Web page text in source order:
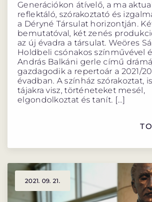
Generációkon átívelő, a ma
reflektáló, szórakoztató és
a Déryné Társulat horizontján.
bemutatóval, két zenés
az új évadra a társulat. Weöres
Holdbeli csónakos színművével
András Balkáni gerle című
gazdagodik a repertoár a 2021/
évadban. A színház szórakoztat,
tájakra visz, történeteket mesél,
elgondolkoztat és tanít. […]
2021. 09. 21.